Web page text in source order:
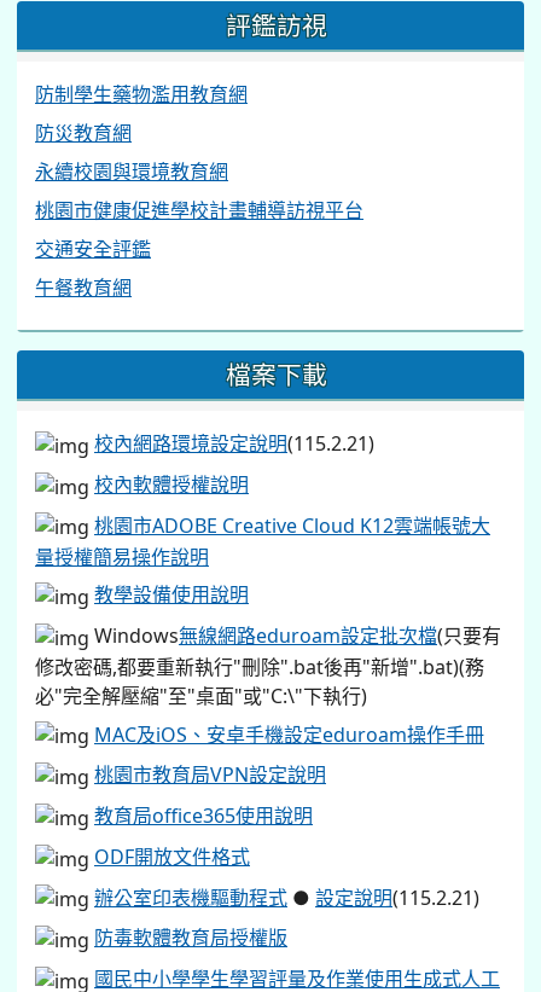
評鑑訪視
防制學生藥物濫用教育網
防災教育網
永續校園與環境教育網
桃園市健康促進學校計畫輔導訪視平台
交通安全評鑑
午餐教育網
檔案下載
校內網路環境設定說明(115.2.21)
校內軟體授權說明
桃園市ADOBE Creative Cloud K12雲端帳號大
量授權簡易操作說明
教學設備使用說明
Windows無線網路eduroam設定批次檔(只要有
修改密碼,都要重新執行"刪除".bat後再"新增".bat)(務
必"完全解壓縮"至"桌面"或"C:\"下執行)
MAC及iOS、安卓手機設定eduroam操作手冊
桃園市教育局VPN設定說明
教育局office365使用說明
ODF開放文件格式
辦公室印表機驅動程式 ● 設定說明(115.2.21)
防毒軟體教育局授權版
國民中小學學生學習評量及作業使用生成式人工